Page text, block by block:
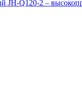
JH-Q120-2 –